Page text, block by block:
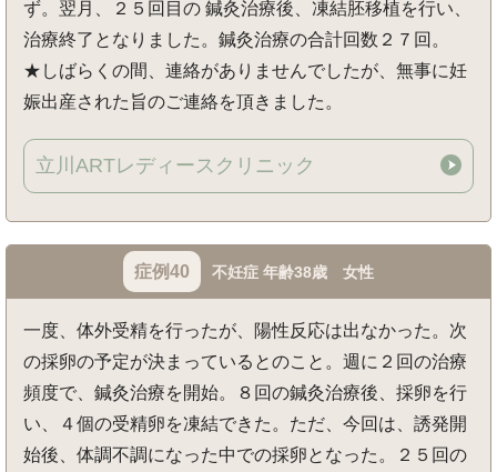
ず。翌月、２５回目の 鍼灸治療後、凍結胚移植を行い、
治療終了となりました。鍼灸治療の合計回数２７回。
★しばらくの間、連絡がありませんでしたが、無事に妊
娠出産された旨のご連絡を頂きました。
立川ARTレディースクリニック
症例40 不妊症 年齢38歳 女性
一度、体外受精を行ったが、陽性反応は出なかった。次
の採卵の予定が決まっているとのこと。週に２回の治療
頻度で、鍼灸治療を開始。８回の鍼灸治療後、採卵を行
い、４個の受精卵を凍結できた。ただ、今回は、誘発開
始後、体調不調になった中での採卵となった。２５回の